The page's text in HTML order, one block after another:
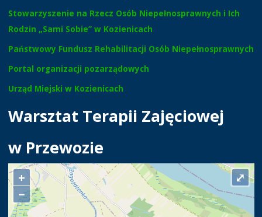
Stowarzyszenie na Rzecz Osób Niepełnosprawnych i Ich
Rodzin „Sami Sobie” w Kozienicach
Państwowy Fundusz Rehabilitacji Osób Niepełnosprawnych
Portal organizacji pozarządowych
Urząd Miejski w Kozienicach
Warsztat Terapii Zajęciowej
w Przewozie
+
−
⤢